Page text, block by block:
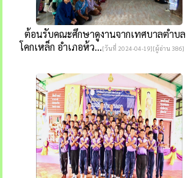
ต้อนรับคณะศึกษาดูงานจากเทศบาลตำบล
โคกเหล็ก อำเภอห้ว...[วันที่ 2024-04-19][ผู้อ่าน 386]